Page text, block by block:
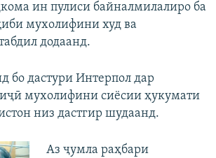
ин пулиси байналмилалиро ба
мухолифини худ ва
додаанд.
бо дастури Интерпол дар
мухолифини сиёсии ҳукумати
низ дастгир шудаанд.
Аз ҷумла раҳбари